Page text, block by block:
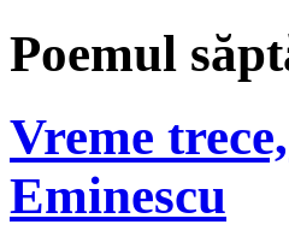
Poemul
Vreme
Eminescu